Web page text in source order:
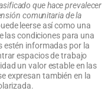
que hace prevalecer
comunitaria de la
leerse así como una
las condiciones para una
estén informadas por la
espacios de trabajo
un valor estable en las
expresan también en la